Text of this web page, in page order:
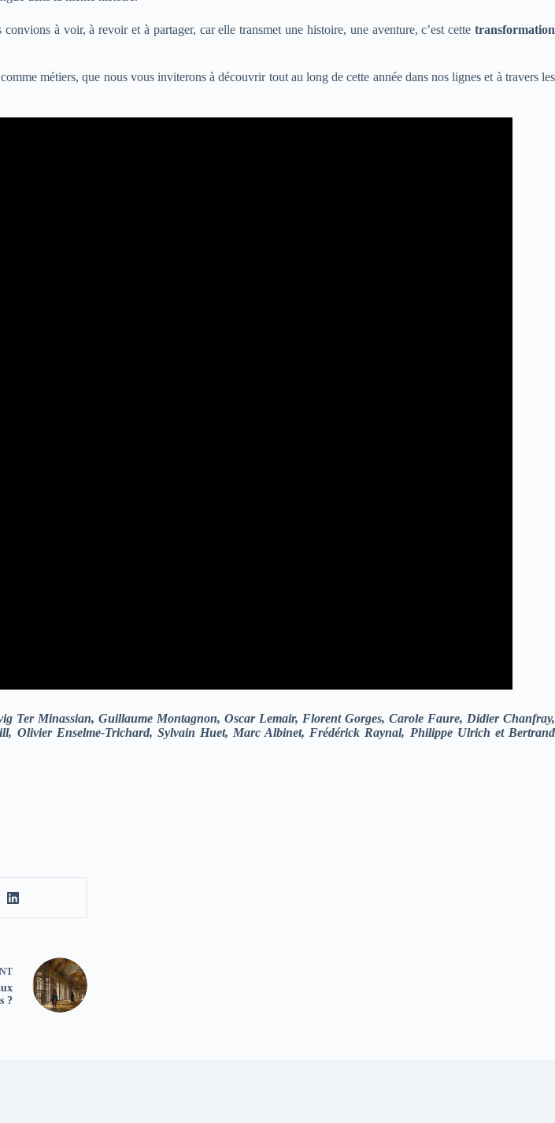
à voir, à revoir et à partager, car elle transmet une histoire, une aventure, c’est cette transformation
métiers, que nous vous inviterons à découvrir tout au long de cette année dans nos lignes et à travers les
Ter Minassian, Guillaume Montagnon, Oscar Lemair, Florent Gorges, Carole Faure, Didier Chanfray,
Olivier Enselme-Trichard, Sylvain Huet, Marc Albinet, Frédérick Raynal, Philippe Ulrich et Bertrand
?